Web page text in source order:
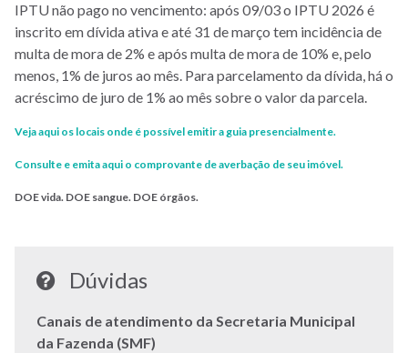
IPTU não pago no vencimento: após 09/03 o IPTU 2026 é
inscrito em dívida ativa e até 31 de março tem incidência de
multa de mora de 2% e após multa de mora de 10% e, pelo
menos, 1% de juros ao mês. Para parcelamento da dívida, há o
acréscimo de juro de 1% ao mês sobre o valor da parcela.
Veja aqui os locais onde é possível emitir a guia presencialmente.
Consulte e emita aqui o comprovante de averbação de seu imóvel.
DOE vida. DOE sangue. DOE órgãos.
Dúvidas
Canais de atendimento da Secretaria Municipal
da Fazenda (SMF)